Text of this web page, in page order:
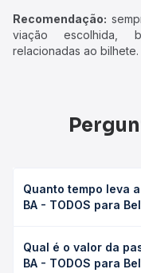
Recomendação:
viação escolhida,
relacionadas ao bilhete.
Quanto tempo leva
BA - TODOS para
Horizonte, MG -
podendo variar
Qual é o valor da
BA - TODOS para